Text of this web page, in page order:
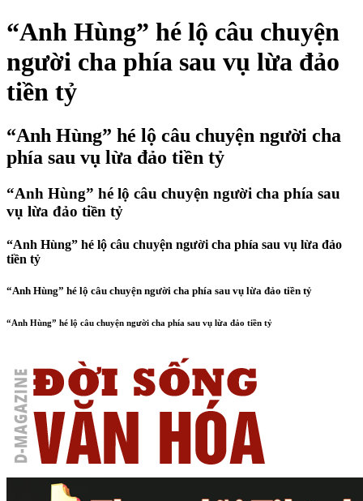
“Anh Hùng” hé lộ câu chuyện
người cha phía sau vụ lừa đảo
tiền tỷ
“Anh Hùng” hé lộ câu chuyện người cha
phía sau vụ lừa đảo tiền tỷ
“Anh Hùng” hé lộ câu chuyện người cha phía sau
vụ lừa đảo tiền tỷ
“Anh Hùng” hé lộ câu chuyện người cha phía sau vụ lừa đảo
tiền tỷ
“Anh Hùng” hé lộ câu chuyện người cha phía sau vụ lừa đảo tiền tỷ
“Anh Hùng” hé lộ câu chuyện người cha phía sau vụ lừa đảo tiền tỷ